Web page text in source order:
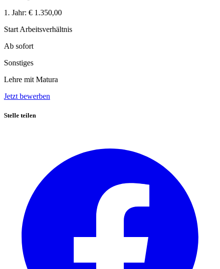
1. Jahr: € 1.350,00
Start Arbeitsverhältnis
Ab sofort
Sonstiges
Lehre mit Matura
Jetzt bewerben
Stelle teilen